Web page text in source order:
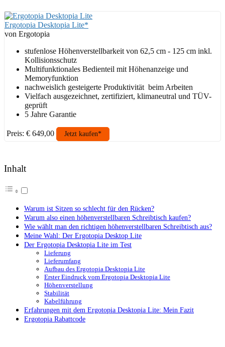
Ergotopia Desktopia Lite*
von Ergotopia
stufenlose Höhenverstellbarkeit von 62,5 cm - 125 cm inkl.
Kollisionsschutz
Multifunktionales Bedienteil mit Höhenanzeige und
Memoryfunktion
nachweislich gesteigerte Produktivität beim Arbeiten
Vielfach ausgezeichnet, zertifiziert, klimaneutral und TÜV-
geprüft
5 Jahre Garantie
Preis: € 649,00 Jetzt kaufen*
Inhalt
Warum ist Sitzen so schlecht für den Rücken?
Warum also einen höhenverstellbaren Schreibtisch kaufen?
Wie wählt man den richtigen höhenverstellbaren Schreibtisch aus?
Meine Wahl: Der Ergotopia Desktop Lite
Der Ergotopia Desktopia Lite im Test
Lieferung
Lieferumfang
Aufbau des Ergotopia Desktopia Lite
Erster Eindruck vom Ergotopia Desktopia Lite
Höhenverstellung
Stabilität
Kabelführung
Erfahrungen mit dem Ergotopia Desktopia Lite: Mein Fazit
Ergotopia Rabattcode